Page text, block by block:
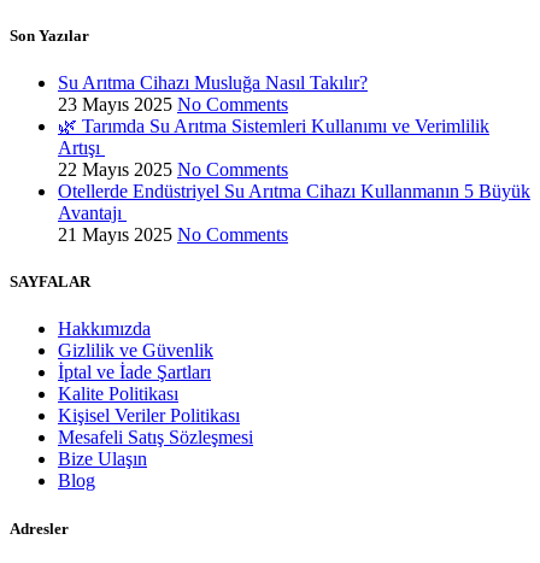
Son Yazılar
Su Arıtma Cihazı Musluğa Nasıl Takılır?
23 Mayıs 2025 No Comments
🌿 Tarımda Su Arıtma Sistemleri Kullanımı ve Verimlilik
Artışı
22 Mayıs 2025 No Comments
Otellerde Endüstriyel Su Arıtma Cihazı Kullanmanın 5 Büyük
Avantajı
21 Mayıs 2025 No Comments
SAYFALAR
Hakkımızda
Gizlilik ve Güvenlik
İptal ve İade Şartları
Kalite Politikası
Kişisel Veriler Politikası
Mesafeli Satış Sözleşmesi
Bize Ulaşın
Blog
Adresler